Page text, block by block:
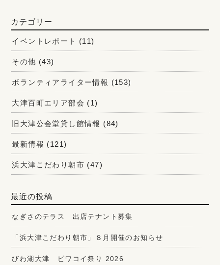
カテゴリー
イベントレポート (11)
その他 (43)
ボランティアライター情報 (153)
大津百町エリア部会 (1)
旧大津公会堂貸し館情報 (84)
最新情報 (121)
浜大津こだわり朝市 (47)
最近の投稿
なぎさのテラス 出店テナント募集
「浜大津こだわり朝市」８月開催のお知らせ
びわ湖大津 ビワコイ祭り 2026